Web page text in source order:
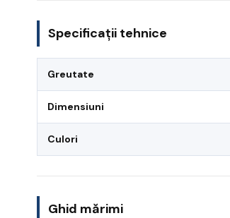
Specificații tehnice
Greutate
Dimensiuni
Culori
Ghid mărimi